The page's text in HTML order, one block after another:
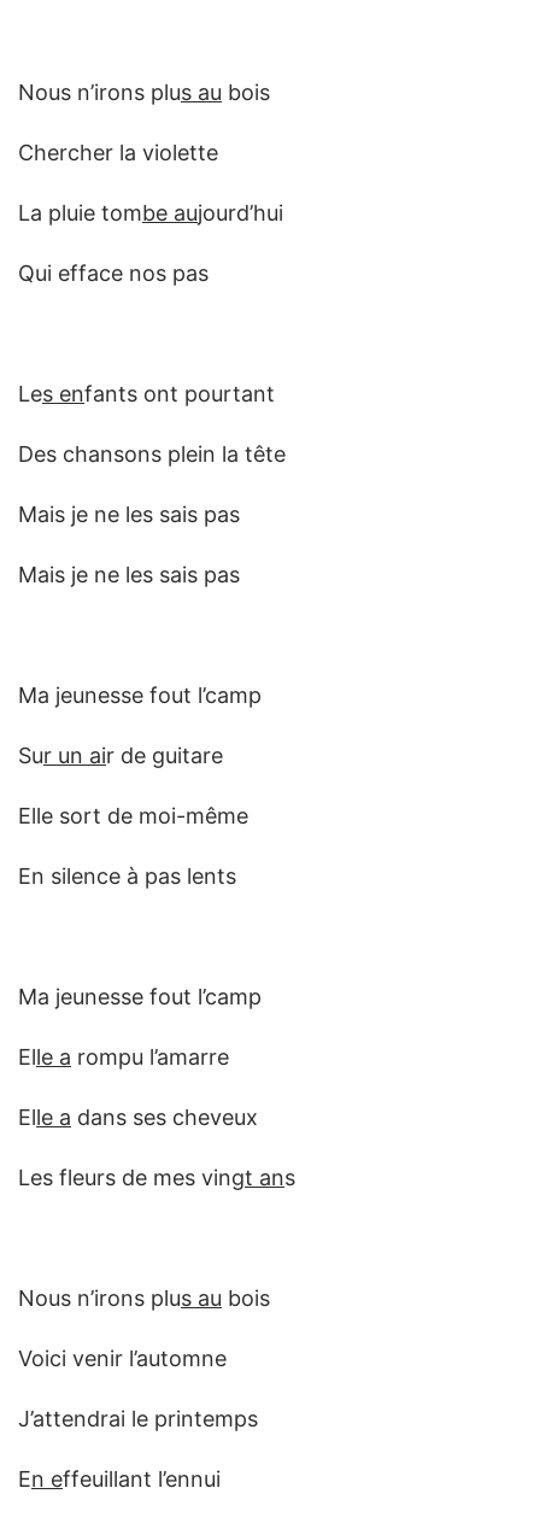
Nous n’irons plus au bois
Chercher la violette
La pluie tombe aujourd’hui
Qui efface nos pas
Les enfants ont pourtant
Des chansons plein la tête
Mais je ne les sais pas
Mais je ne les sais pas
Ma jeunesse fout l’camp
Sur un air de guitare
Elle sort de moi-même
En silence à pas lents
Ma jeunesse fout l’camp
Elle a rompu l’amarre
Elle a dans ses cheveux
Les fleurs de mes vingt ans
Nous n’irons plus au bois
Voici venir l’automne
J’attendrai le printemps
En effeuillant l’ennui